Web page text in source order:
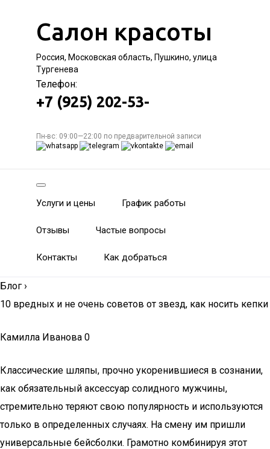
Салон красоты
Россия, Московская область, Пушкино, улица
Тургенева
Телефон:
+7 (925) 202-53-
Пн-вс: 09:00—22:00 по предварительной записи
Услуги и цены График работы
Отзывы Частые вопросы
Контакты Как добраться
Блог ›
10 вредных и не очень советов от звезд, как носить кепки
Камилла Иванова 0
Классические шляпы, прочно укоренившиеся в сознании,
как обязательный аксессуар солидного мужчины,
стремительно теряют свою популярность и используются
только в определенных случаях. На смену им пришли
универсальные бейсболки. Грамотно комбинируя этот